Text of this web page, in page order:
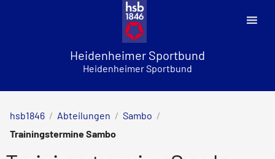
Heidenheimer Sportbund
Heidenheimer Sportbund
hsb1846 / Abteilungen / Sambo /
Trainingstermine Sambo